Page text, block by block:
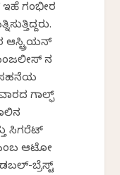
ಗಂಭೀರ
ಆಸ್ಟ್ರಿಯನ್
ನ
ಸಹನೆಯ
ಗಾಲ್ಫ್
ಸಿಗರೆಟ್
ಎಂಬ ಆಟೋ
ಬ್ರೆಸ್ಟ್